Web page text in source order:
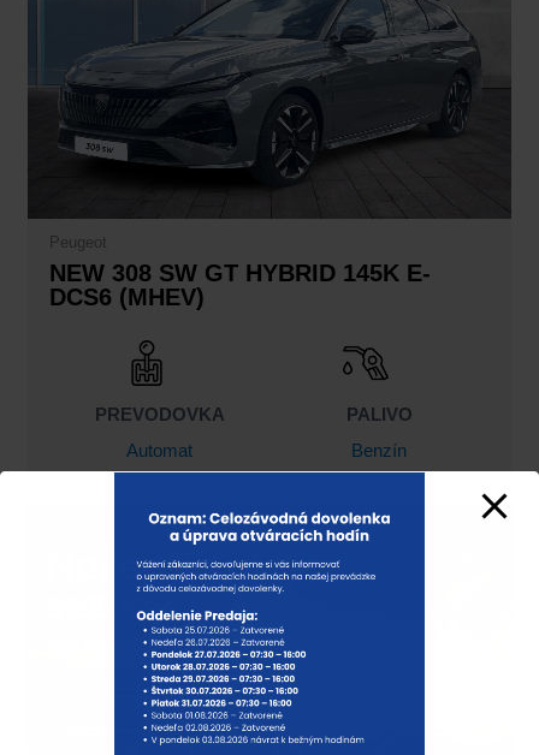
Peugeot
NEW 308 SW GT HYBRID 145K E-
DCS6 (MHEV)
PREVODOVKA
Automat
PALIVO
Benzín
ROK VÝROBY
2026
TYP MOTORA
29.990,00 €